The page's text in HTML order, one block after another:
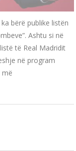
bërë publike listën
Ashtu si në
të Real Madridit
në program
më